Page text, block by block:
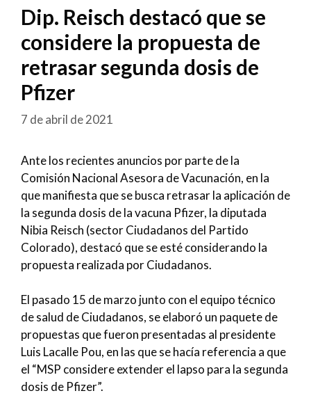
Dip. Reisch destacó que se
considere la propuesta de
retrasar segunda dosis de
Pfizer
7 de abril de 2021
Ante los recientes anuncios por parte de la
Comisión Nacional Asesora de Vacunación, en la
que manifiesta que se busca retrasar la aplicación de
la segunda dosis de la vacuna Pfizer, la diputada
Nibia Reisch (sector Ciudadanos del Partido
Colorado), destacó que se esté considerando la
propuesta realizada por Ciudadanos.
El pasado 15 de marzo junto con el equipo técnico
de salud de Ciudadanos, se elaboró un paquete de
propuestas que fueron presentadas al presidente
Luis Lacalle Pou, en las que se hacía referencia a que
el “MSP considere extender el lapso para la segunda
dosis de Pfizer”.